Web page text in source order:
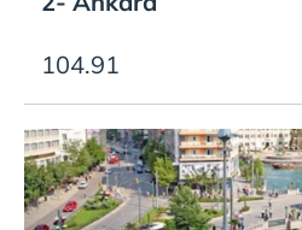
104.91